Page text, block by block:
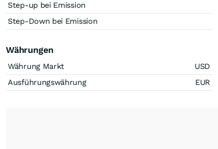
Step-up bei Emission
Step-Down bei Emission
Währungen
Währung Markt
USD
Ausführungswährung
EUR